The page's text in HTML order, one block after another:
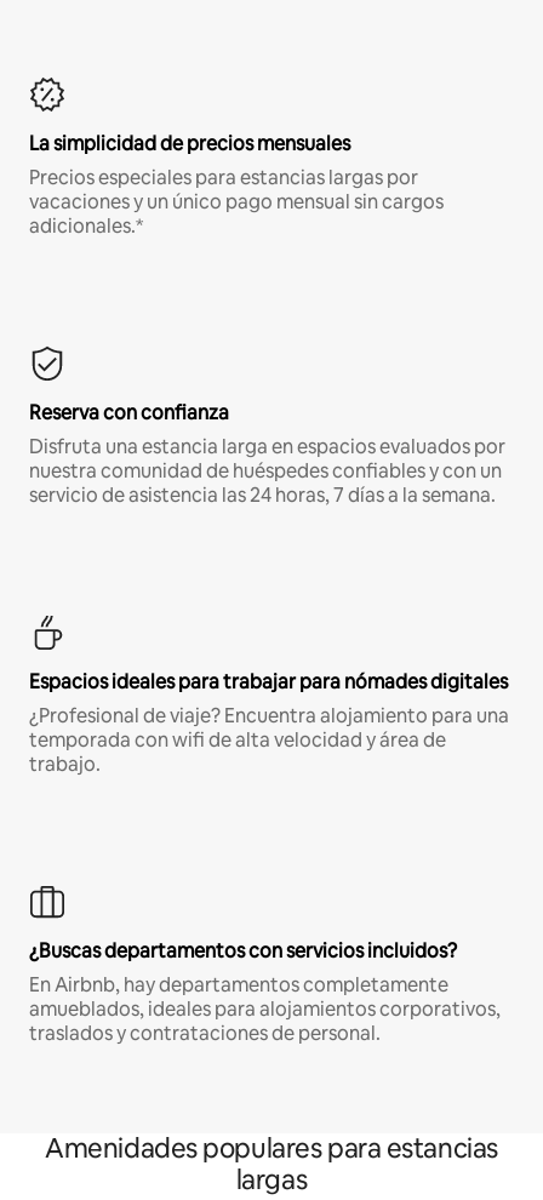
La simplicidad de precios mensuales
Precios especiales para estancias largas por
vacaciones y un único pago mensual sin cargos
adicionales.*
Reserva con confianza
Disfruta una estancia larga en espacios evaluados por
nuestra comunidad de huéspedes confiables y con un
servicio de asistencia las 24 horas, 7 días a la semana.
Espacios ideales para trabajar para nómades digitales
¿Profesional de viaje? Encuentra alojamiento para una
temporada con wifi de alta velocidad y área de
trabajo.
¿Buscas departamentos con servicios incluidos?
En Airbnb, hay departamentos completamente
amueblados, ideales para alojamientos corporativos,
traslados y contrataciones de personal.
Amenidades populares para estancias
largas